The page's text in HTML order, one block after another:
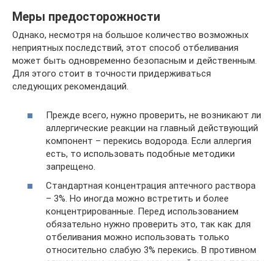
Меры предосторожности
Однако, несмотря на большое количество возможных
неприятных последствий, этот способ отбеливания
может быть одновременно безопасным и действенным.
Для этого стоит в точности придерживаться
следующих рекомендаций.
Прежде всего, нужно проверить, не возникают ли
аллергические реакции на главный действующий
компонент – перекись водорода. Если аллергия
есть, то использовать подобные методики
запрещено.
Стандартная концентрация аптечного раствора
– 3%. Но иногда можно встретить и более
концентрированные. Перед использованием
обязательно нужно проверить это, так как для
отбеливания можно использовать только
относительно слабую 3% перекись. В противном